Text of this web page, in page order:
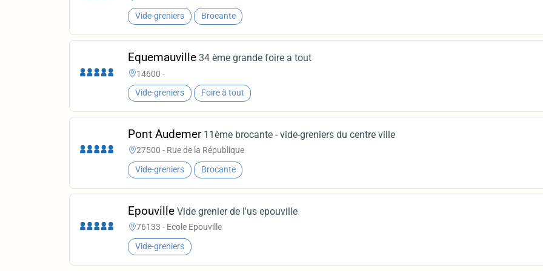
Vide-greniers Brocante
Equemauville 34 ème grande foire a tout
14600 -
Vide-greniers Foire à tout
Pont Audemer 11ème brocante - vide-greniers du centre ville
27500 - Rue de la République
Vide-greniers Brocante
Epouville Vide grenier de l'us epouville
76133 - Ecole Epouville
Vide-greniers